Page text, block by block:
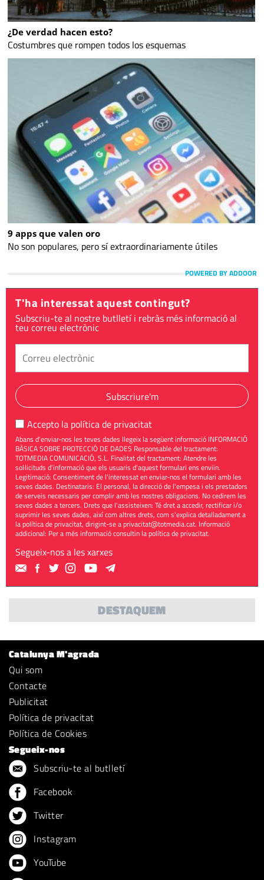
¿De verdad hacen esto?
Costumbres que rompen todos los esquemas
9 apps que valen oro
No son populares, pero sí extraordinariamente útiles
POWERED BY ADDOOR
T'ha interessat aquest contingut?
Subscriu-te al nostre butlletí i rebràs més informació al
teu correu electrònic
Subscriure'm
Accepto la política de privacitat
Abans d'enviar-nos les teves dades llegeix la següent informació INFORMACIÓ
BÀSICA SOBRE PROTECCIÓ DE DADES Responsable del tractament:
TOTMEDIA COMUNICACIÓ, S.L. Finalitat del tractament: Atendre les
sol·licituds d'informació que els usuaris d'aquest formulari ens enviïn.
Legitimació: Consentiment de l'interessat en enviar-nos el formulari amb les
seves dades. Destinataris: El personal, la direcció de l'empesa i els prestadors
de serveis necessaris per complir amb les nostres obligacions. No cedirem les
seves dades a tercers. Drets que l'assisteixen: Té dret a accedir, rectificar i/o
suprimir les seves dades, així com altres drets, com s'explica detalladament a
la política de privacitat, dirigint-se aprivacitat@totmedia.cat. Informació
addicional: Per a més informació consultin lapolítica de privacitat.
Segueix-nos a les xarxes
DESTAQUEM
Catalunya M'agrada
Qui som
Contacte
Publicitat
Política de privacitat
Política de Cookies
Segueix-nos
Subscriu-te al butlletí
Facebook
Twitter
Instagram
YouTube